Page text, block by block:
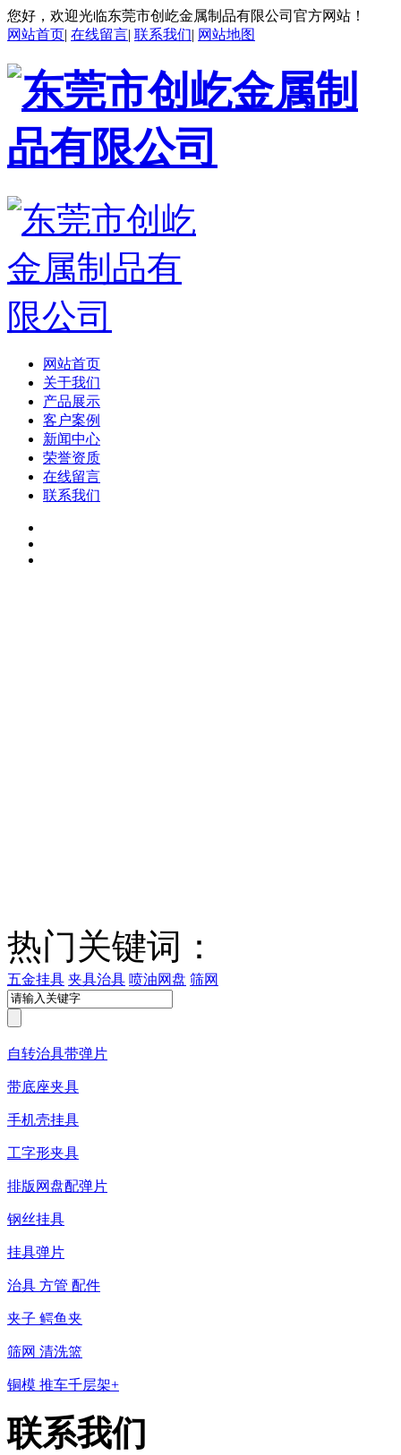
您好，欢迎光临东莞市创屹金属制品有限公司官方网站！
网站首页| 在线留言| 联系我们| 网站地图
网站首页
关于我们
产品展示
客户案例
新闻中心
荣誉资质
在线留言
联系我们
热门关键词：
五金挂具 夹具治具 喷油网盘 筛网
自转治具带弹片
带底座夹具
手机壳挂具
工字形夹具
排版网盘配弹片
钢丝挂具
挂具弹片
治具 方管 配件
夹子 鳄鱼夹
筛网 清洗篮
铜模 推车千层架+
联系我们